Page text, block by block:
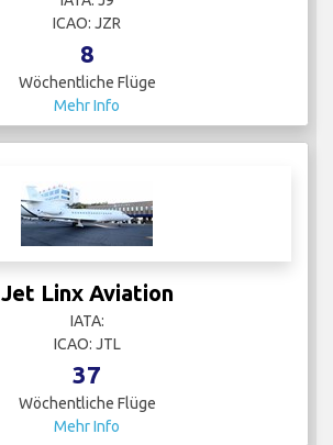
ICAO: JZR
8
Wöchentliche Flüge
Mehr Info
Jet Linx Aviation
IATA:
ICAO: JTL
37
Wöchentliche Flüge
Mehr Info